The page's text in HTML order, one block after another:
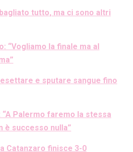
tutto, ma ci sono altri
“Vogliamo la finale ma al
e sputare sangue fino
“A Palermo faremo la stessa
è successo nulla”
Catanzaro finisce 3-0